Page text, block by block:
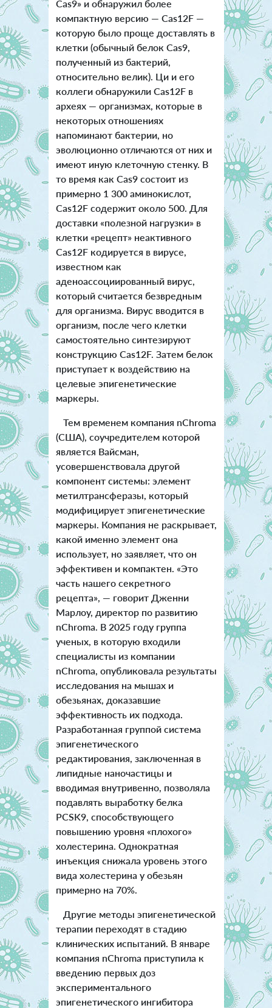
Cas9» и обнаружил более
компактную версию — Cas12F —
которую было проще доставлять в
клетки (обычный белок Cas9,
полученный из бактерий,
относительно велик). Ци и его
коллеги обнаружили Cas12F в
археях — организмах, которые в
некоторых отношениях
напоминают бактерии, но
эволюционно отличаются от них и
имеют иную клеточную стенку. В
то время как Cas9 состоит из
примерно 1 300 аминокислот,
Cas12F содержит около 500. Для
доставки «полезной нагрузки» в
клетки «рецепт» неактивного
Cas12F кодируется в вирусе,
известном как
аденоассоциированный вирус,
который считается безвредным
для организма. Вирус вводится в
организм, после чего клетки
самостоятельно синтезируют
конструкцию Cas12F. Затем белок
приступает к воздействию на
целевые эпигенетические
маркеры.
Тем временем компания nChroma
(США), соучредителем которой
является Вайсман,
усовершенствовала другой
компонент системы: элемент
метилтрансферазы, который
модифицирует эпигенетические
маркеры. Компания не раскрывает,
какой именно элемент она
использует, но заявляет, что он
эффективен и компактен. «Это
часть нашего секретного
рецепта», — говорит Дженни
Марлоу, директор по развитию
nChroma. В 2025 году группа
ученых, в которую входили
специалисты из компании
nChroma, опубликовала результаты
исследования на мышах и
обезьянах, доказавшие
эффективность их подхода.
Разработанная группой система
эпигенетического
редактирования, заключенная в
липидные наночастицы и
вводимая внутривенно, позволяла
подавлять выработку белка
PCSK9, способствующего
повышению уровня «плохого»
холестерина. Однократная
инъекция снижала уровень этого
вида холестерина у обезьян
примерно на 70%.
Другие методы эпигенетической
терапии переходят в стадию
клинических испытаний. В январе
компания nChroma приступила к
введению первых доз
экспериментального
эпигенетического ингибитора